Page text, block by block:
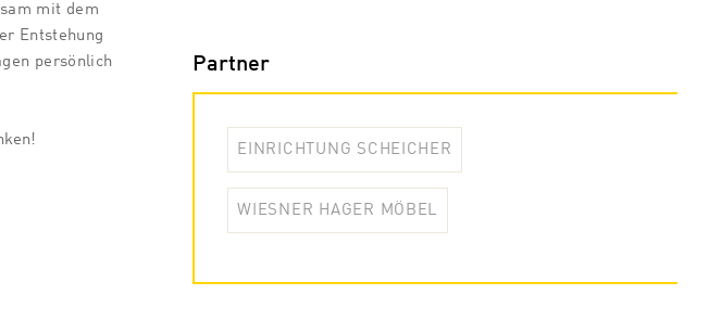
mit dem
Entstehung
persönlich
Partner
EINRICHTUNG SCHEICHER
WIESNER HAGER MÖBEL